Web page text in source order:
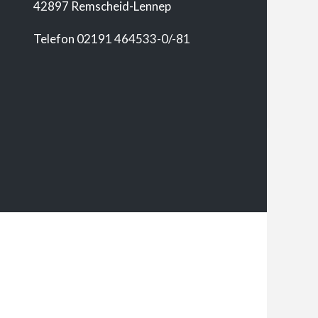
42897 Remscheid-Lennep
Telefon 02191 464533-0/-81